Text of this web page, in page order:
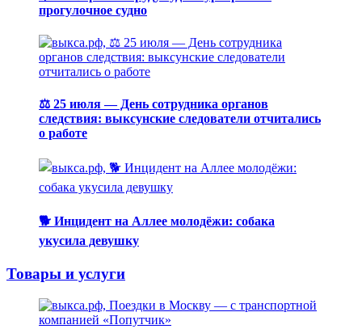
прогулочное судно
⚖️ 25 июля — День сотрудника органов
следствия: выксунские следователи отчитались
о работе
🐕 Инцидент на Аллее молодёжи: собака
укусила девушку
Товары и услуги